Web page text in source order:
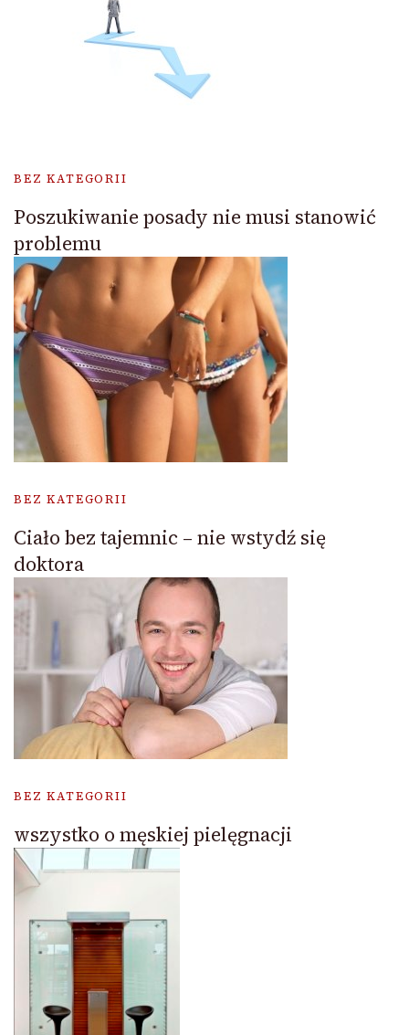
BEZ KATEGORII
Poszukiwanie posady nie musi stanowić
problemu
BEZ KATEGORII
Ciało bez tajemnic – nie wstydź się
doktora
BEZ KATEGORII
wszystko o męskiej pielęgnacji